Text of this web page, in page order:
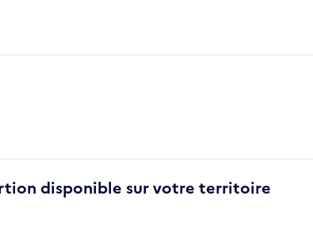
disponible sur votre territoire